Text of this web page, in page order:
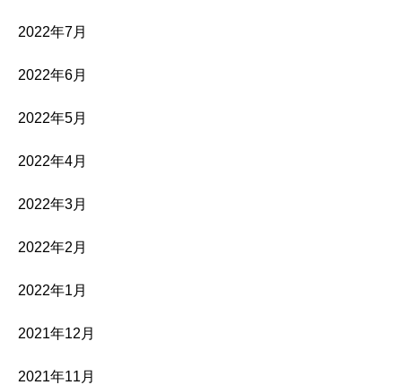
2022年7月
2022年6月
2022年5月
2022年4月
2022年3月
2022年2月
2022年1月
2021年12月
2021年11月